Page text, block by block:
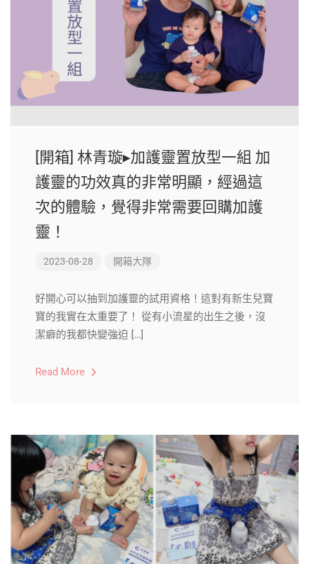
[開箱] 林青璇▸加護靈置放型一組 加
護靈的功效真的非常明顯，經過這
次的體驗，覺得非常需要回購加護
靈！
2023-08-28 開箱大隊
好開心可以抽到加護靈的試用資格！這對有新生兒寶
寶的我實在太重要了！ 從有小流星的出生之後，沒
潔癖的我都快變強迫 […]
Read More